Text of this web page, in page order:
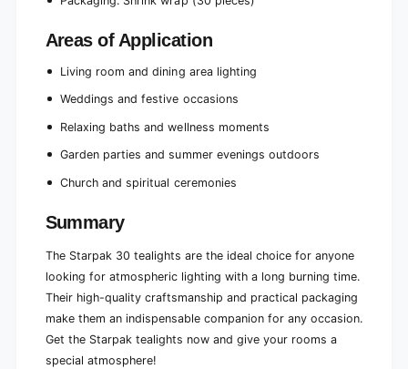
c
s
e
e
)
Areas of Application
Living room and dining area lighting
Weddings and festive occasions
Relaxing baths and wellness moments
Garden parties and summer evenings outdoors
Church and spiritual ceremonies
Summary
The Starpak 30 tealights are the ideal choice for anyone
looking for atmospheric lighting with a long burning time.
Their high-quality craftsmanship and practical packaging
make them an indispensable companion for any occasion.
Get the Starpak tealights now and give your rooms a
special atmosphere!